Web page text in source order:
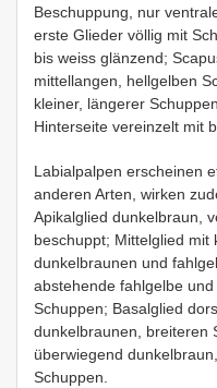
Beschuppung, nur
erste Glieder völlig mit
bis weiss glänzend;
mittellangen, hellgelben
kleiner, längerer
Hinterseite vereinzelt mit
Labialpalpen erscheinen
anderen Arten, wirken
Apikalglied dunkelbraun,
beschuppt; Mittelglied mit
dunkelbraunen und
abstehende fahlgelbe
Schuppen; Basalglied
dunkelbraunen, breiteren
überwiegend
Schuppen.